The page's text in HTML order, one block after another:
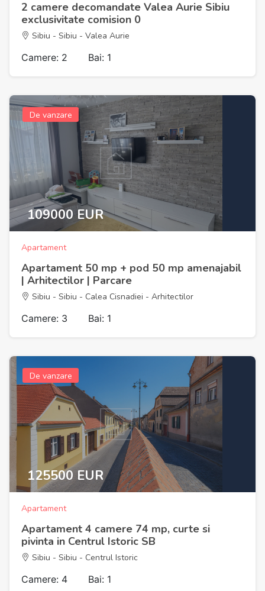
2 camere decomandate Valea Aurie Sibiu
exclusivitate comision 0
Sibiu - Sibiu - Valea Aurie
Camere: 2 Bai: 1
De vanzare
109000 EUR
Apartament
Apartament 50 mp + pod 50 mp amenajabil
| Arhitectilor | Parcare
Sibiu - Sibiu - Calea Cisnadiei - Arhitectilor
Camere: 3 Bai: 1
De vanzare
125500 EUR
Apartament
Apartament 4 camere 74 mp, curte si
pivinta in Centrul Istoric SB
Sibiu - Sibiu - Centrul Istoric
Camere: 4 Bai: 1